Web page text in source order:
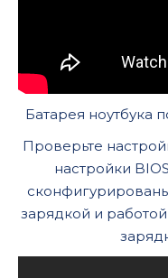
Батарея ноутбука
Проверьте
настройки
зарядкой и